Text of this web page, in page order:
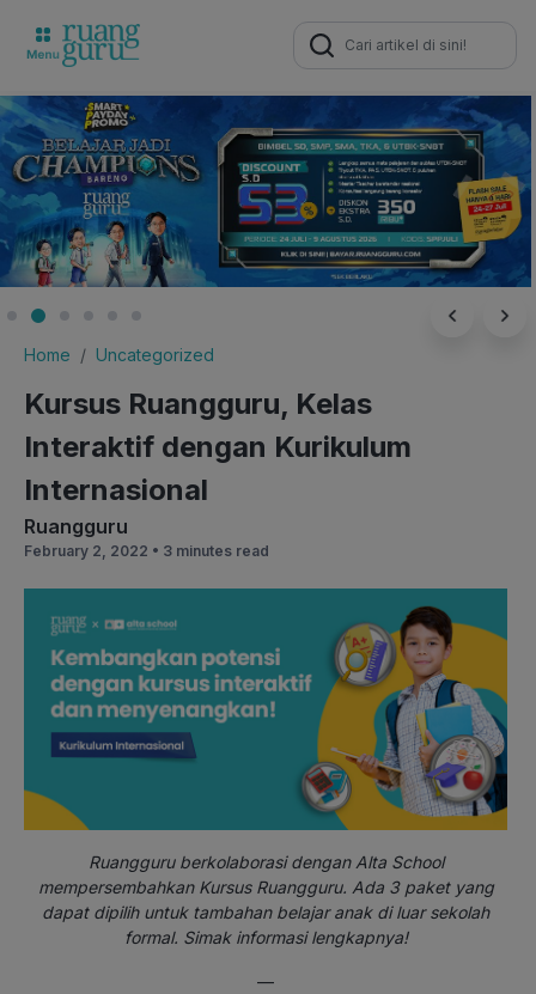
Search
for:
Home Uncategorized
Kursus Ruangguru, Kelas
Interaktif dengan Kurikulum
Internasional
Ruangguru
February 2, 2022 • 3 minutes read
Ruangguru berkolaborasi dengan Alta School
mempersembahkan Kursus Ruangguru. Ada 3 paket yang
dapat dipilih untuk tambahan belajar anak di luar sekolah
formal. Simak informasi lengkapnya!
—